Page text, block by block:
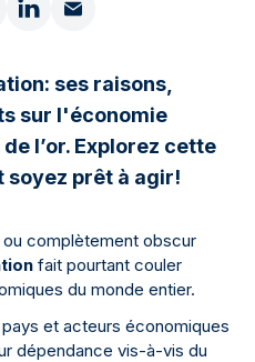
ses raisons,
sur l'économie
l’or. Explorez cette
soyez prêt à agir!
complètement obscur
fait pourtant couler
du monde entier.
et acteurs économiques
dépendance vis-à-vis du